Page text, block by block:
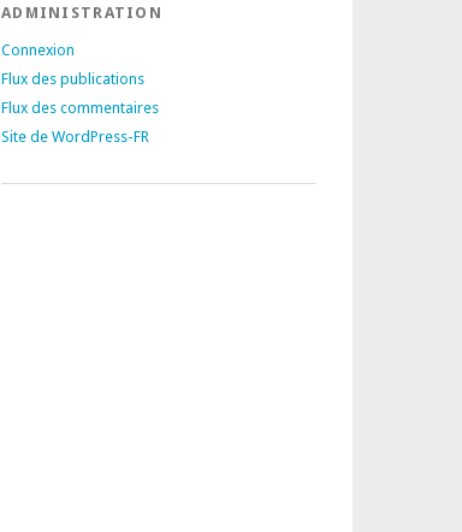
ADMINISTRATION
Connexion
Flux des publications
Flux des commentaires
Site de WordPress-FR